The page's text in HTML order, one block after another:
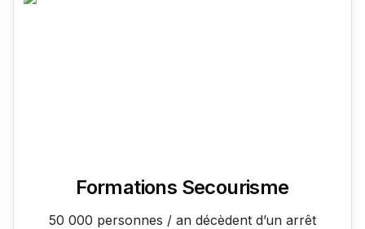
Formations Secourisme
50 000 personnes / an décèdent d’un arrêt